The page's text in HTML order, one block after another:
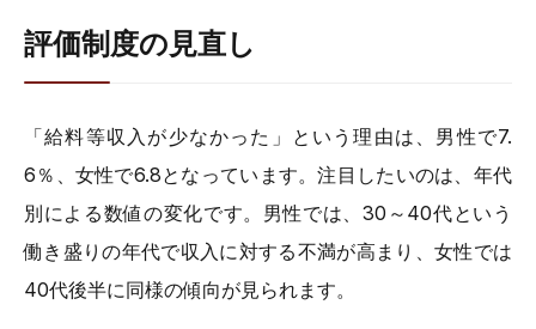
評価制度の見直し
「給料等収入が少なかった」という理由は、男性で7.
6％、女性で6.8となっています。注目したいのは、年代
別による数値の変化です。男性では、30～40代という
働き盛りの年代で収入に対する不満が高まり、女性では
40代後半に同様の傾向が見られます。